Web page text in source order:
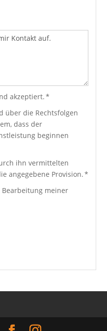
akzeptiert. *
über die Rechtsfolgen
dass der
beginnen
ihn vermittelten
angegebene Provision. *
meiner